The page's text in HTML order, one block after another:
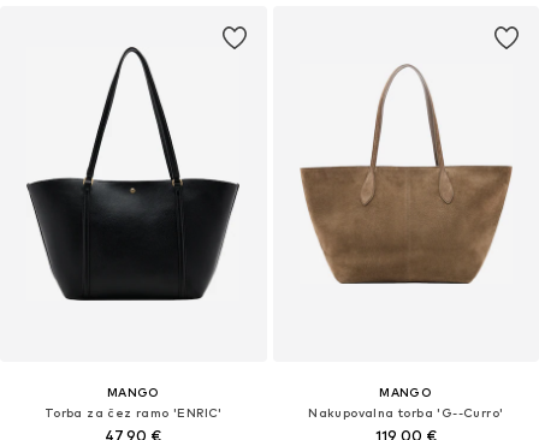
MANGO
Torba za čez ramo 'ENRIC'
47,90 €
MANGO
Nakupovalna torba 'G--Curro'
119,00 €